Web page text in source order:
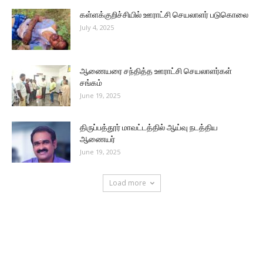
கள்ளக்குறிச்சியில் ஊராட்சி செயலாளர் படுகொலை
July 4, 2025
ஆணையரை சந்தித்த ஊராட்சி செயலாளர்கள்
சங்கம்
June 19, 2025
திருப்பத்தூர் மாவட்டத்தில் ஆய்வு நடத்திய
ஆணையர்
June 19, 2025
Load more